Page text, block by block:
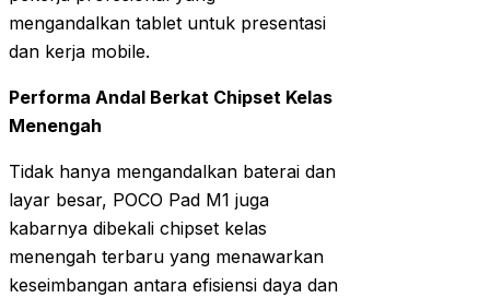
mengandalkan tablet untuk presentasi
dan kerja mobile.
Performa Andal Berkat Chipset Kelas
Menengah
Tidak hanya mengandalkan baterai dan
layar besar, POCO Pad M1 juga
kabarnya dibekali chipset kelas
menengah terbaru yang menawarkan
keseimbangan antara efisiensi daya dan